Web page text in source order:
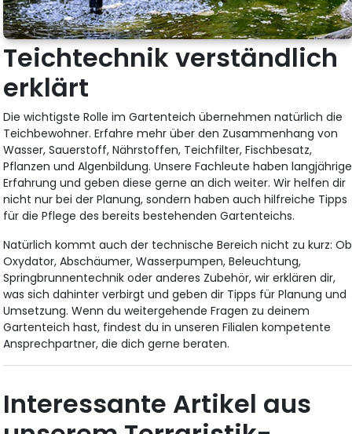
Teichtechnik verständlich
erklärt
Die wichtigste Rolle im Gartenteich übernehmen natürlich die
Teichbewohner. Erfahre mehr über den Zusammenhang von
Wasser, Sauerstoff, Nährstoffen, Teichfilter, Fischbesatz,
Pflanzen und Algenbildung. Unsere Fachleute haben langjährige
Erfahrung und geben diese gerne an dich weiter. Wir helfen dir
nicht nur bei der Planung, sondern haben auch hilfreiche Tipps
für die Pflege des bereits bestehenden Gartenteichs.
Natürlich kommt auch der technische Bereich nicht zu kurz: Ob
Oxydator, Abschäumer, Wasserpumpen, Beleuchtung,
Springbrunnentechnik oder anderes Zubehör, wir erklären dir,
was sich dahinter verbirgt und geben dir Tipps für Planung und
Umsetzung. Wenn du weitergehende Fragen zu deinem
Gartenteich hast, findest du in unseren Filialen kompetente
Ansprechpartner, die dich gerne beraten.
Interessante Artikel aus